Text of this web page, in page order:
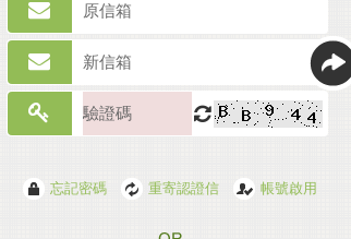
忘記密碼 重寄認證信 帳號啟用